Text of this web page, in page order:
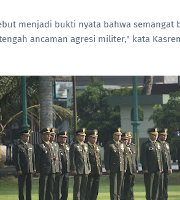
menjadi bukti nyata bahwa semangat
ancaman agresi militer," kata